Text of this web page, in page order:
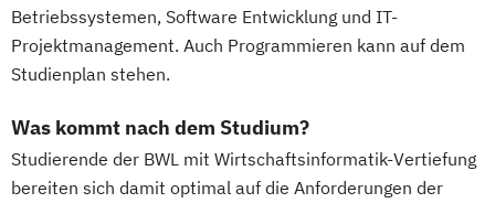
Betriebssystemen, Software Entwicklung und IT-
Projektmanagement. Auch Programmieren kann auf dem
Studienplan stehen.
Was kommt nach dem Studium?
Studierende der BWL mit Wirtschaftsinformatik-Vertiefung
bereiten sich damit optimal auf die Anforderungen der